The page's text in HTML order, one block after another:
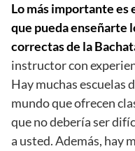
Lo más importante
que pueda enseñarte
correctas de la
instructor con
Hay muchas escuelas
mundo que ofrecen
que no debería ser
a usted. Además, hay